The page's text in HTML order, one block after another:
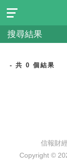
搜尋結果
- 共 0 個結果
信報財
Copyright ©